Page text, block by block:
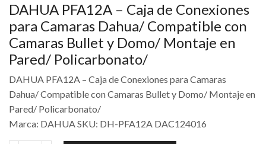
DAHUA PFA12A – Caja de Conexiones
para Camaras Dahua/ Compatible con
Camaras Bullet y Domo/ Montaje en
Pared/ Policarbonato/
DAHUA PFA12A – Caja de Conexiones para Camaras
Dahua/ Compatible con Camaras Bullet y Domo/ Montaje en
Pared/ Policarbonato/
Marca: DAHUA SKU: DH-PFA12A DAC124016